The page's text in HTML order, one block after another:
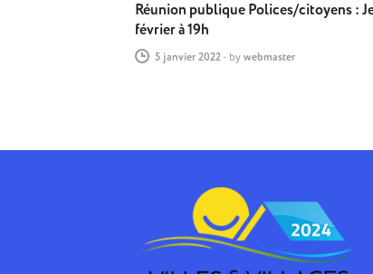
Réunion publique Polices/citoyens :
février à 19h
5 janvier 2022 - bywebmaster